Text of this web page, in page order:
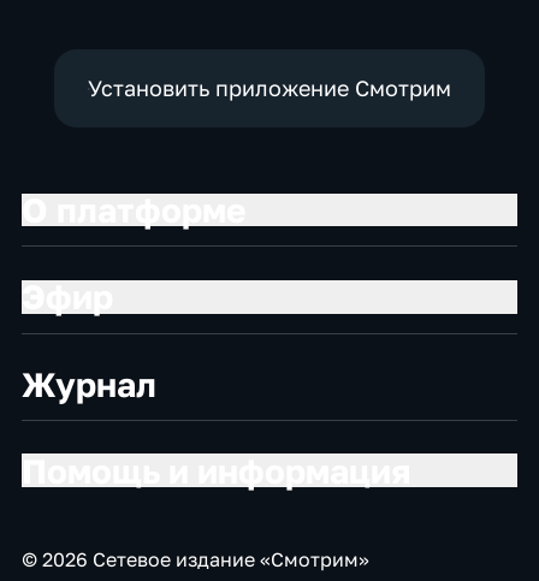
Установить приложение Смотрим
Журнал
© 2026 Сетевое издание «Смотрим»